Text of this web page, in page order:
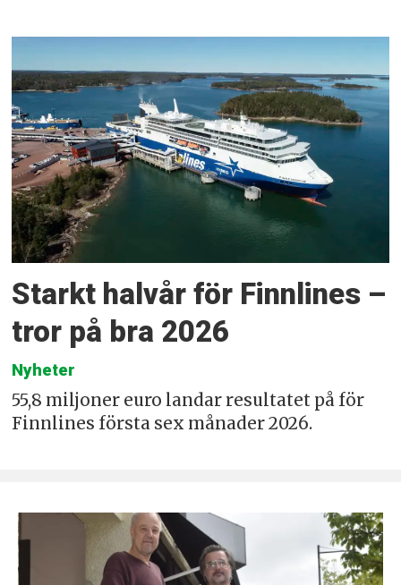
Starkt halvår för Finnlines –
tror på bra 2026
Nyheter
55,8 miljoner euro landar resultatet på för
Finnlines första sex månader 2026.